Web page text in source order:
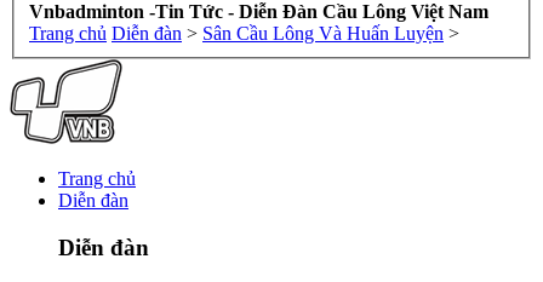
Vnbadminton -Tin Tức - Diễn Đàn Cầu Lông Việt Nam
Trang chủ Diễn đàn > Sân Cầu Lông Và Huấn Luyện >
Trang chủ
Diễn đàn
Diễn đàn